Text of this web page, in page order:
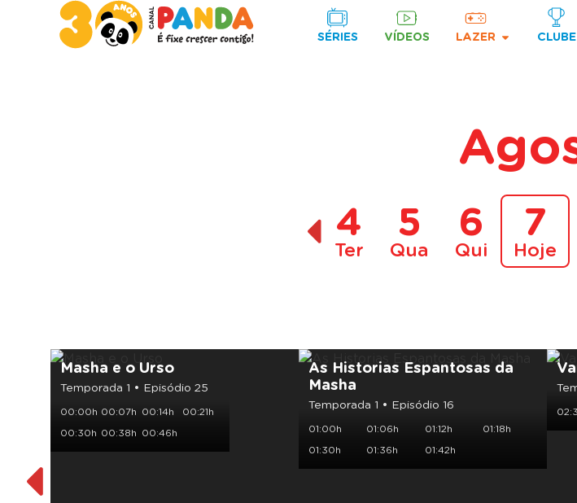
SÉRIES VÍDEOS LAZER CLUBE
4
Ter
5
Qua
6
Qui
7
Hoje
Masha e o Urso
Temporada 1 • Episódio 25
00:00h 00:07h 00:14h
00:21h
00:30h 00:38h 00:46h
As Historias Espantosas da
Masha
Temporada 1 • Episódio 16
01:00h 01:06h 01:12h
01:18h
01:30h
01:36h 01:42h